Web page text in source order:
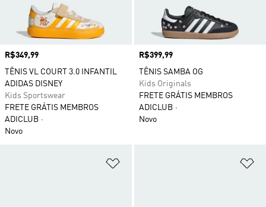
Preço
R$349,99
TÊNIS VL COURT 3.0 INFANTIL
ADIDAS DISNEY
Kids Sportswear
FRETE GRÁTIS MEMBROS
ADICLUB
Novo
Preço
R$399,99
TÊNIS SAMBA OG
Kids Originals
FRETE GRÁTIS MEMBROS
ADICLUB
Novo